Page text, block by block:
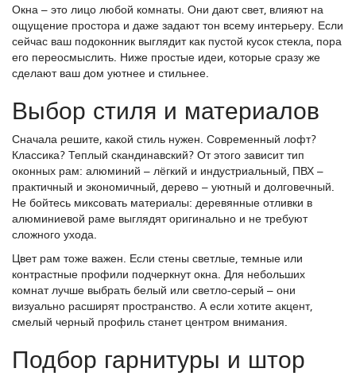
Окна – это лицо любой комнаты. Они дают свет, влияют на
ощущение простора и даже задают тон всему интерьеру. Если
сейчас ваш подоконник выглядит как пустой кусок стекла, пора
его переосмыслить. Ниже простые идеи, которые сразу же
сделают ваш дом уютнее и стильнее.
Выбор стиля и материалов
Сначала решите, какой стиль нужен. Современный лофт?
Классика? Теплый скандинавский? От этого зависит тип
оконных рам: алюминий – лёгкий и индустриальный, ПВХ –
практичный и экономичный, дерево – уютный и долговечный.
Не бойтесь миксовать материалы: деревянные отливки в
алюминиевой раме выглядят оригинально и не требуют
сложного ухода.
Цвет рам тоже важен. Если стены светлые, темные или
контрастные профили подчеркнут окна. Для небольших
комнат лучше выбрать белый или светло-серый – они
визуально расширят пространство. А если хотите акцент,
смелый черный профиль станет центром внимания.
Подбор гарнитуры и штор